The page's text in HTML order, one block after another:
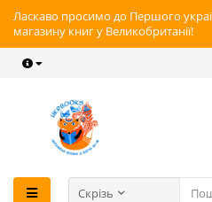
Ласкаво просимо до Першого
магазину книг у Великобританії!
Скрізь